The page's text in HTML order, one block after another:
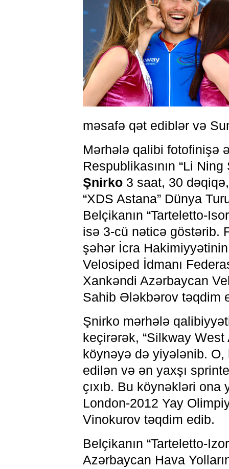
məsafə qət ediblər və
Mərhələ qalibi fotofinişə
Respublikasının “Li
Şnirko3 saat, 30
“XDS Astana” Dünya
Belçikanın “Tarteletto-
isə 3-cü nəticə göstərib.
şəhər İcra
Velosiped İdmanı
Xankəndi Azərbaycan
Sahib Ələkbərov təqdim
Şnirko mərhələ
keçirərək, “Silkway
köynəyə də yiyələnib. O,
edilən və ən yaxşı
çıxıb. Bu köynəkləri ona
London-2012 Yay
Vinokurov təqdim edib.
Belçikanın “Tarteletto-
Azərbaycan Hava